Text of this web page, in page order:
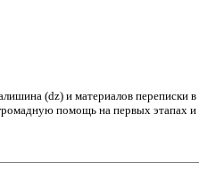
(dz) и материалов переписки
помощь на первых этапах и